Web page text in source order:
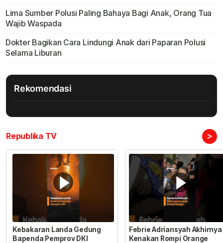
Lima Sumber Polusi Paling Bahaya Bagi Anak, Orang Tua
Wajib Waspada
Dokter Bagikan Cara Lindungi Anak dari Paparan Polusi
Selama Liburan
Rekomendasi
Republika TV >
Kebakaran Landa Gedung
Bapenda Pemprov DKI
Febrie Adriansyah Akhirnya
Kenakan Rompi Orange